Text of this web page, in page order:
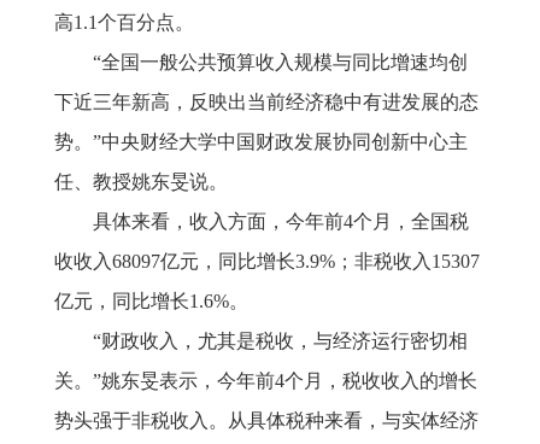
高1.1个百分点。
“全国一般公共预算收入规模与同比增速均创
下近三年新高，反映出当前经济稳中有进发展的态
势。”中央财经大学中国财政发展协同创新中心主
任、教授姚东旻说。
具体来看，收入方面，今年前4个月，全国税
收收入68097亿元，同比增长3.9%；非税收入15307
亿元，同比增长1.6%。
“财政收入，尤其是税收，与经济运行密切相
关。”姚东旻表示，今年前4个月，税收收入的增长
势头强于非税收入。从具体税种来看，与实体经济